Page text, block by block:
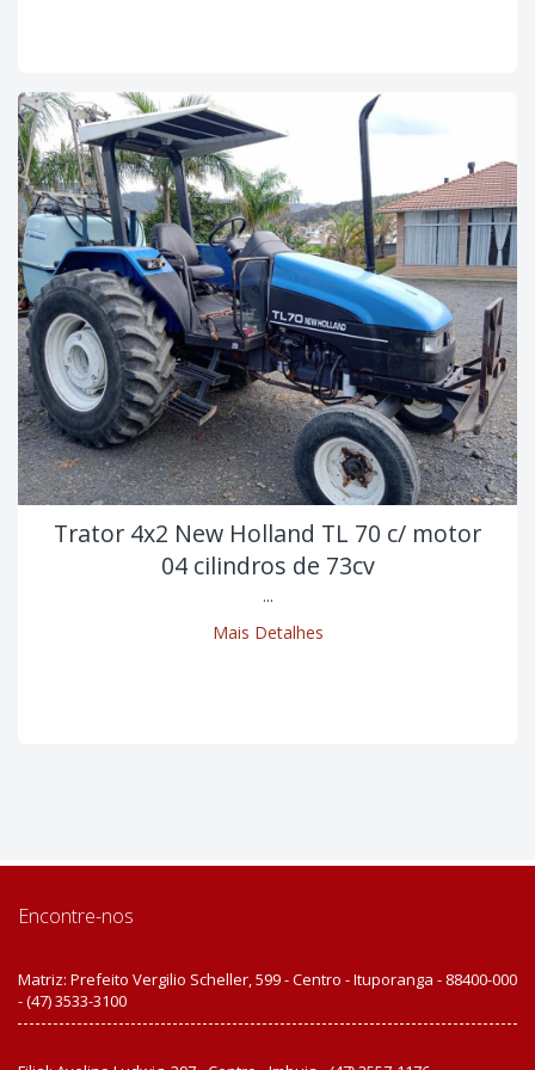
Trator 4x2 New Holland TL 70 c/ motor
04 cilindros de 73cv
...
Mais Detalhes
Encontre-nos
Matriz: Prefeito Vergilio Scheller, 599 - Centro - Ituporanga - 88400-000
- (47) 3533-3100